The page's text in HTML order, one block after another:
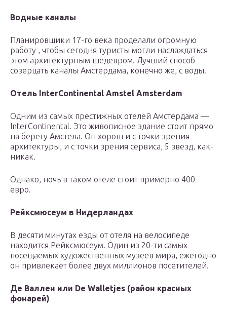
Водные каналы
Планировщики 17-го века проделали огромную
работу , чтобы сегодня туристы могли наслаждаться
этом архитектурным шедевром. Лучший способ
созерцать каналы Амстердама, конечно же, с воды.
Отель InterContinental Amstel Amsterdam
Одним из самых престижных отелей Амстердама —
InterContinental. Это живописное здание стоит прямо
на берегу Амстела. Он хорош и с точки зрения
архитектуры, и с точки зрения сервиса, 5 звезд, как-
никак.
Однако, ночь в таком отеле стоит примерно 400
евро.
Рейксмюсеум в Нидерландах
В десяти минутах езды от отеля на велосипеде
находится Рейксмюсеум. Один из 20-ти самых
посещаемых художественных музеев мира, ежегодно
он привлекает более двух миллионов посетителей.
Де Валлен или Dе Walletjes (район красных
фонарей)